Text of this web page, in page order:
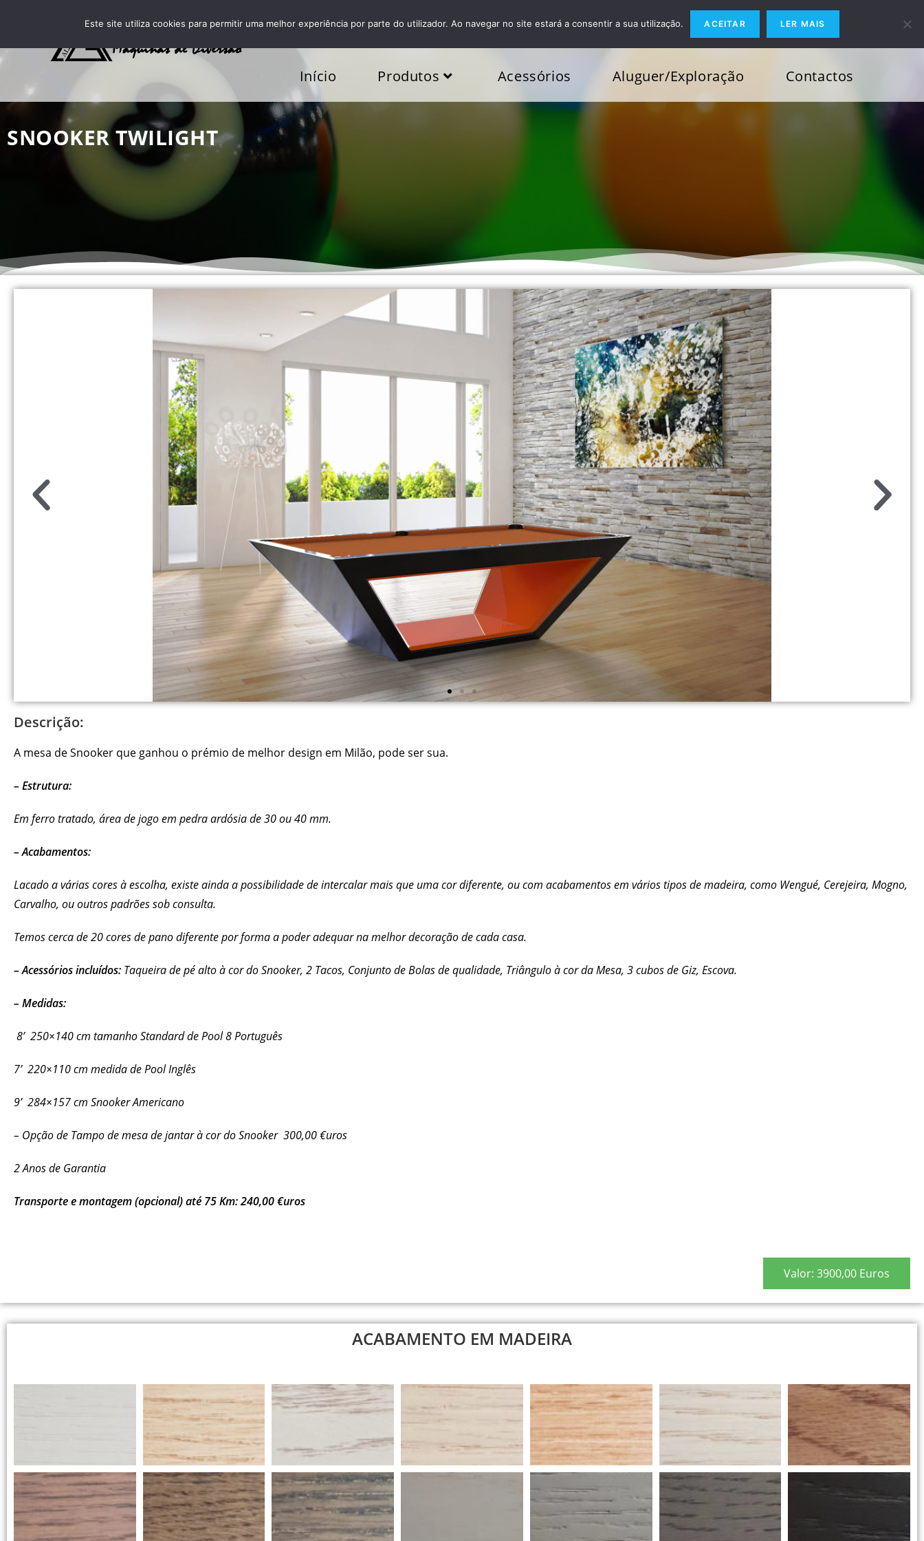
Início Produtos Acessórios Aluguer/Exploração Contactos
SNOOKER TWILIGHT
Descrição:
A mesa de Snooker que ganhou o prémio de melhor design em Milão, pode ser sua.
– Estrutura:
Em ferro tratado, área de jogo em pedra ardósia de 30 ou 40 mm.
– Acabamentos:
Lacado a várias cores à escolha, existe ainda a possibilidade de intercalar mais que uma cor diferente, ou com acabamentos em vários tipos de madeira, como Wengué, Cerejeira, Mogno,
Carvalho, ou outros padrões sob consulta.
Temos cerca de 20 cores de pano diferente por forma a poder adequar na melhor decoração de cada casa.
– Acessórios incluídos: Taqueira de pé alto à cor do Snooker, 2 Tacos, Conjunto de Bolas de qualidade, Triângulo à cor da Mesa, 3 cubos de Giz, Escova.
– Medidas:
8’ 250×140 cm tamanho Standard de Pool 8 Português
7’ 220×110 cm medida de Pool Inglês
9’ 284×157 cm Snooker Americano
– Opção de Tampo de mesa de jantar à cor do Snooker 300,00 €uros
2 Anos de Garantia
Transporte e montagem (opcional) até 75 Km: 240,00 €uros
Valor: 3900,00 Euros
ACABAMENTO EM MADEIRA
Este site utiliza cookies para permitir uma melhor experiência por parte do utilizador. Ao navegar no site estará a consentir a sua utilização. ACEITAR LER MAIS